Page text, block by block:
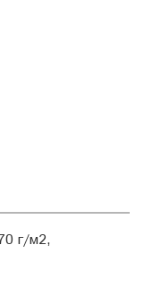
г/м2,